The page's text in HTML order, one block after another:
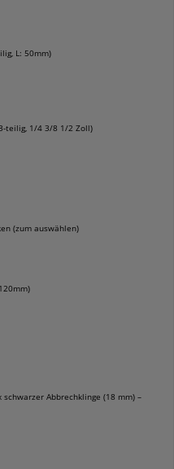
L: 50mm)
teilig, 1/4 3/8 1/2 Zoll)
(zum auswählen)
schwarzer Abbrechklinge (18 mm) –